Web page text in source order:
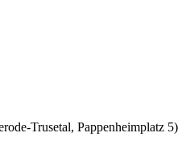
Trusetal, Pappenheimplatz 5)